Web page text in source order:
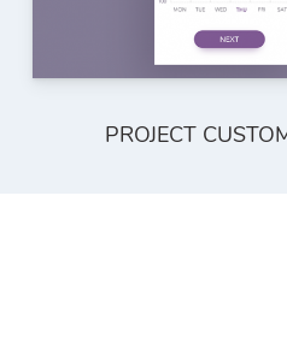
PROJECT